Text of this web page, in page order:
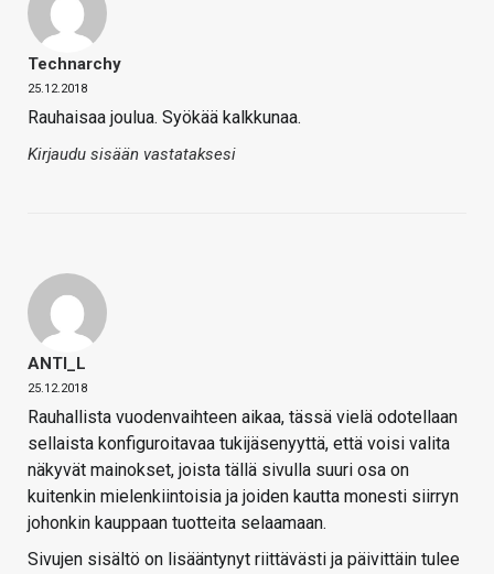
Technarchy
25.12.2018
Rauhaisaa joulua. Syökää kalkkunaa.
Kirjaudu sisään vastataksesi
ANTI_L
25.12.2018
Rauhallista vuodenvaihteen aikaa, tässä vielä odotellaan
sellaista konfiguroitavaa tukijäsenyyttä, että voisi valita
näkyvät mainokset, joista tällä sivulla suuri osa on
kuitenkin mielenkiintoisia ja joiden kautta monesti siirryn
johonkin kauppaan tuotteita selaamaan.
Sivujen sisältö on lisääntynyt riittävästi ja päivittäin tulee